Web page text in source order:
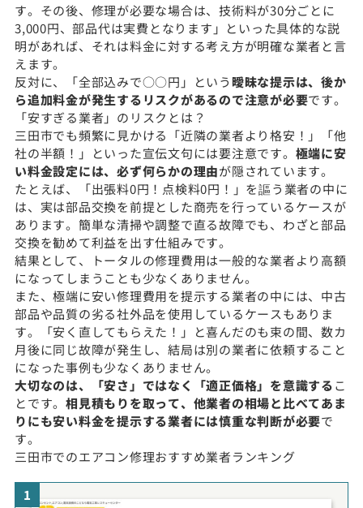
す。その後、修理が必要な場合は、技術料が30分ごとに
3,000円、部品代は実費となります」といった具体的な説
明があれば、それは料金に対する考え方が明確な業者と言
えます。
反対に、「全部込みで○○円」という 曖昧な提示は、後か
ら追加料金が発生するリスクがあるので注意が必要です。
「安すぎる業者」のリスクとは？
三田市でも頻繁に見かける「近隣の業者より格安！」「他
社の半額！」といった宣伝文句には要注意です。 極端に安
い料金設定には、必ず何らかの理由が隠されています。
たとえば、「出張料0円！点検料0円！」を謳う業者の中に
は、実は部品交換を前提とした商売を行っているケースが
あります。簡単な清掃や調整で直る故障でも、わざと部品
交換を勧めて利益を出す仕組みです。
結果として、トータルの修理費用は一般的な業者より高額
になってしまうことも少なくありません。
また、極端に安い修理費用を提示する業者の中には、中古
部品や品質の劣る社外品を使用しているケースもありま
す。「安く直してもらえた！」と喜んだのも束の間、数カ
月後に同じ故障が発生し、結局は別の業者に依頼すること
になった事例も少なくありません。
大切なのは、「安さ」ではなく「適正価格」を意識するこ
とです。 相見積もりを取って、他業者の相場と比べてあま
りにも安い料金を提示する業者には慎重な判断が必要で
す。
三田市でのエアコン修理おすすめ業者ランキング
1